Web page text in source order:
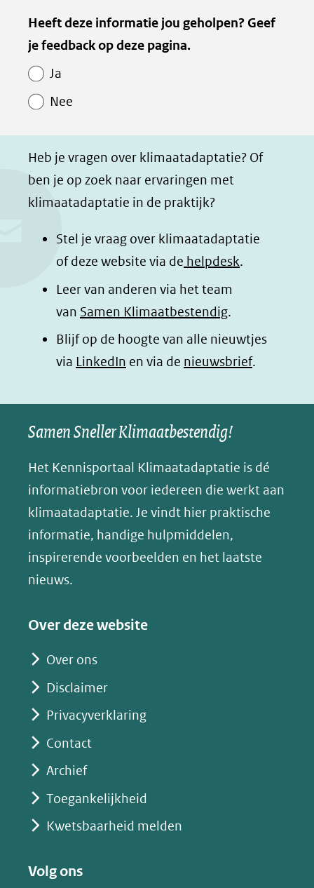
een
l
e
a
b
o
o
(opent
in
nieuw
venster)
naar
een
website)
l
e
i
d
I
(opent
in
nieuw
venster)
naar
een
website)
l
e
h
t
a
p
(opent
in
nieuw
venster)
naar
een
website)
z
e
n
d
l
e
o
p
B
l
e
s
y
(opent
in
nieuw
venster)
Kopie
van
Paginawaardering
Heeft deze informatie jou geholpen? Geef
je feedback op deze pagina.
Ja
Nee
Heb je vragen over klimaatadaptatie? Of
ben je op zoek naar ervaringen met
klimaatadaptatie in de praktijk?
Stel je vraag over klimaatadaptatie
of deze website via de helpdesk.
Leer van anderen via het team
van Samen Klimaatbestendig.
Blijf op de hoogte van alle nieuwtjes
via LinkedIn (opent
nieuw
venster)
naar
een
andere
website)
en via de nieuwsbrief.
Samen Sneller Klimaatbestendig!
Het Kennisportaal Klimaatadaptatie is dé
informatiebron voor iedereen die werkt aan
klimaatadaptatie. Je vindt hier praktische
informatie, handige hulpmiddelen,
inspirerende voorbeelden en het laatste
nieuws.
Over deze website
Over ons
Disclaimer
Privacyverklaring
Contact
Archief
Toegankelijkheid
Kwetsbaarheid melden
Volg ons